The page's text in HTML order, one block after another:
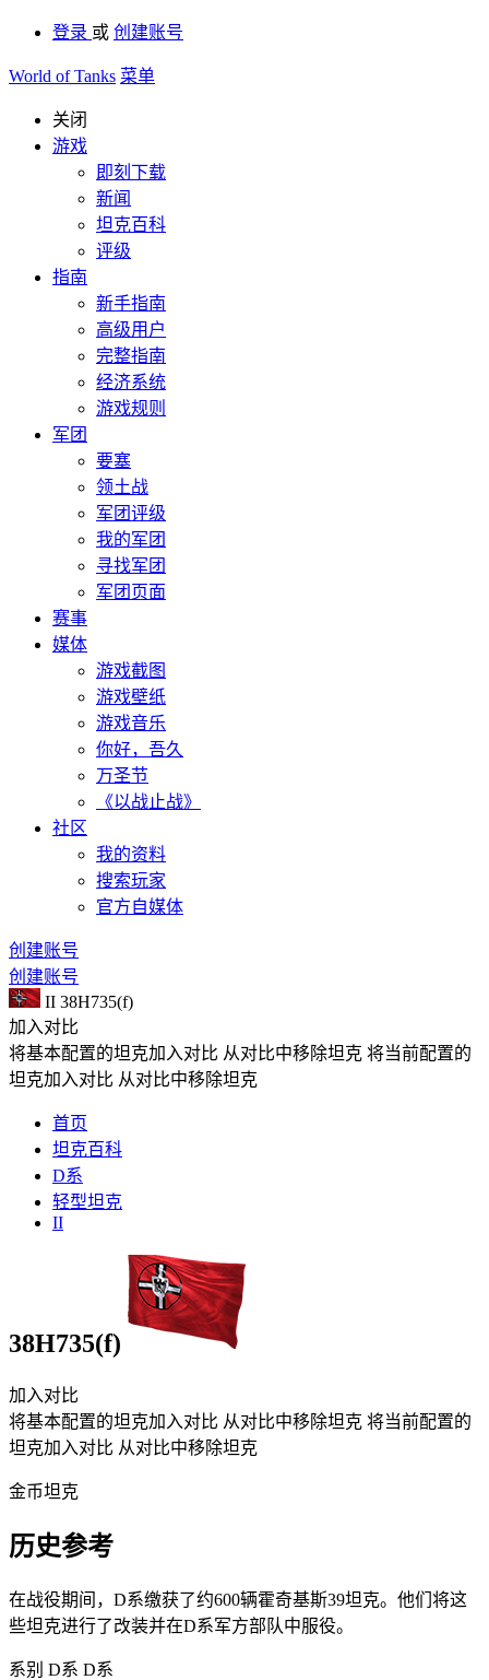
登录 或 创建账号
World of Tanks 菜单
关闭
游戏
即刻下载
新闻
坦克百科
评级
指南
新手指南
高级用户
完整指南
经济系统
游戏规则
军团
要塞
领土战
军团评级
我的军团
寻找军团
军团页面
赛事
媒体
游戏截图
游戏壁纸
游戏音乐
你好，吾久
万圣节
《以战止战》
社区
我的资料
搜索玩家
官方自媒体
创建账号
创建账号
II 38H735(f)
加入对比
将基本配置的坦克加入对比 从对比中移除坦克 将当前配置的
坦克加入对比 从对比中移除坦克
首页
坦克百科
D系
轻型坦克
II
38H735(f)
加入对比
将基本配置的坦克加入对比 从对比中移除坦克 将当前配置的
坦克加入对比 从对比中移除坦克
金币坦克
历史参考
在战役期间，D系缴获了约600辆霍奇基斯39坦克。他们将这
些坦克进行了改装并在D系军方部队中服役。
系别 D系 D系